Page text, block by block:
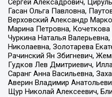
Сергей Алексадрович,
Гасан Ольга Павловна,
Верховский Александр
Марина Петровна,
Чуркина Наталья
Николаевна, Золотарева
Рачинский Ян Збигневич,
Гудков Лев Дмитриевич,
Саранг Анна Васильевна,
Аверин Владимир
Щур Николай Алексеевич,